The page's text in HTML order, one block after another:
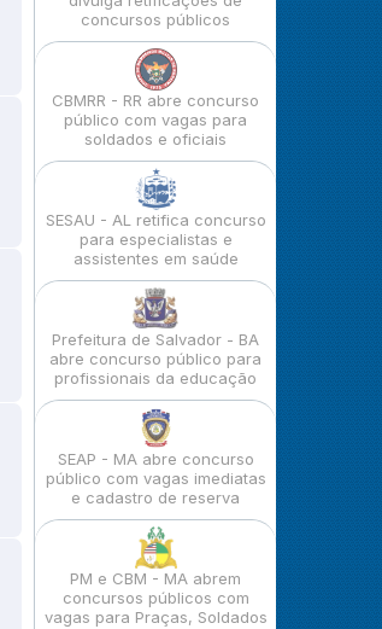
concursos públicos
CBMRR - RR abre concurso
público com vagas para
soldados e oficiais
SESAU - AL retifica concurso
para especialistas e
assistentes em saúde
Prefeitura de Salvador - BA
abre concurso público para
profissionais da educação
SEAP - MA abre concurso
público com vagas imediatas
e cadastro de reserva
PM e CBM - MA abrem
concursos públicos com
vagas para Praças, Soldados